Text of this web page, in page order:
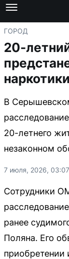
ГОРОД
20-
наркотики
В
20-летнего
незаконном
7 июля, 2026, 03:07
Сотрудники
ранее
Поляна. Его
приобретении